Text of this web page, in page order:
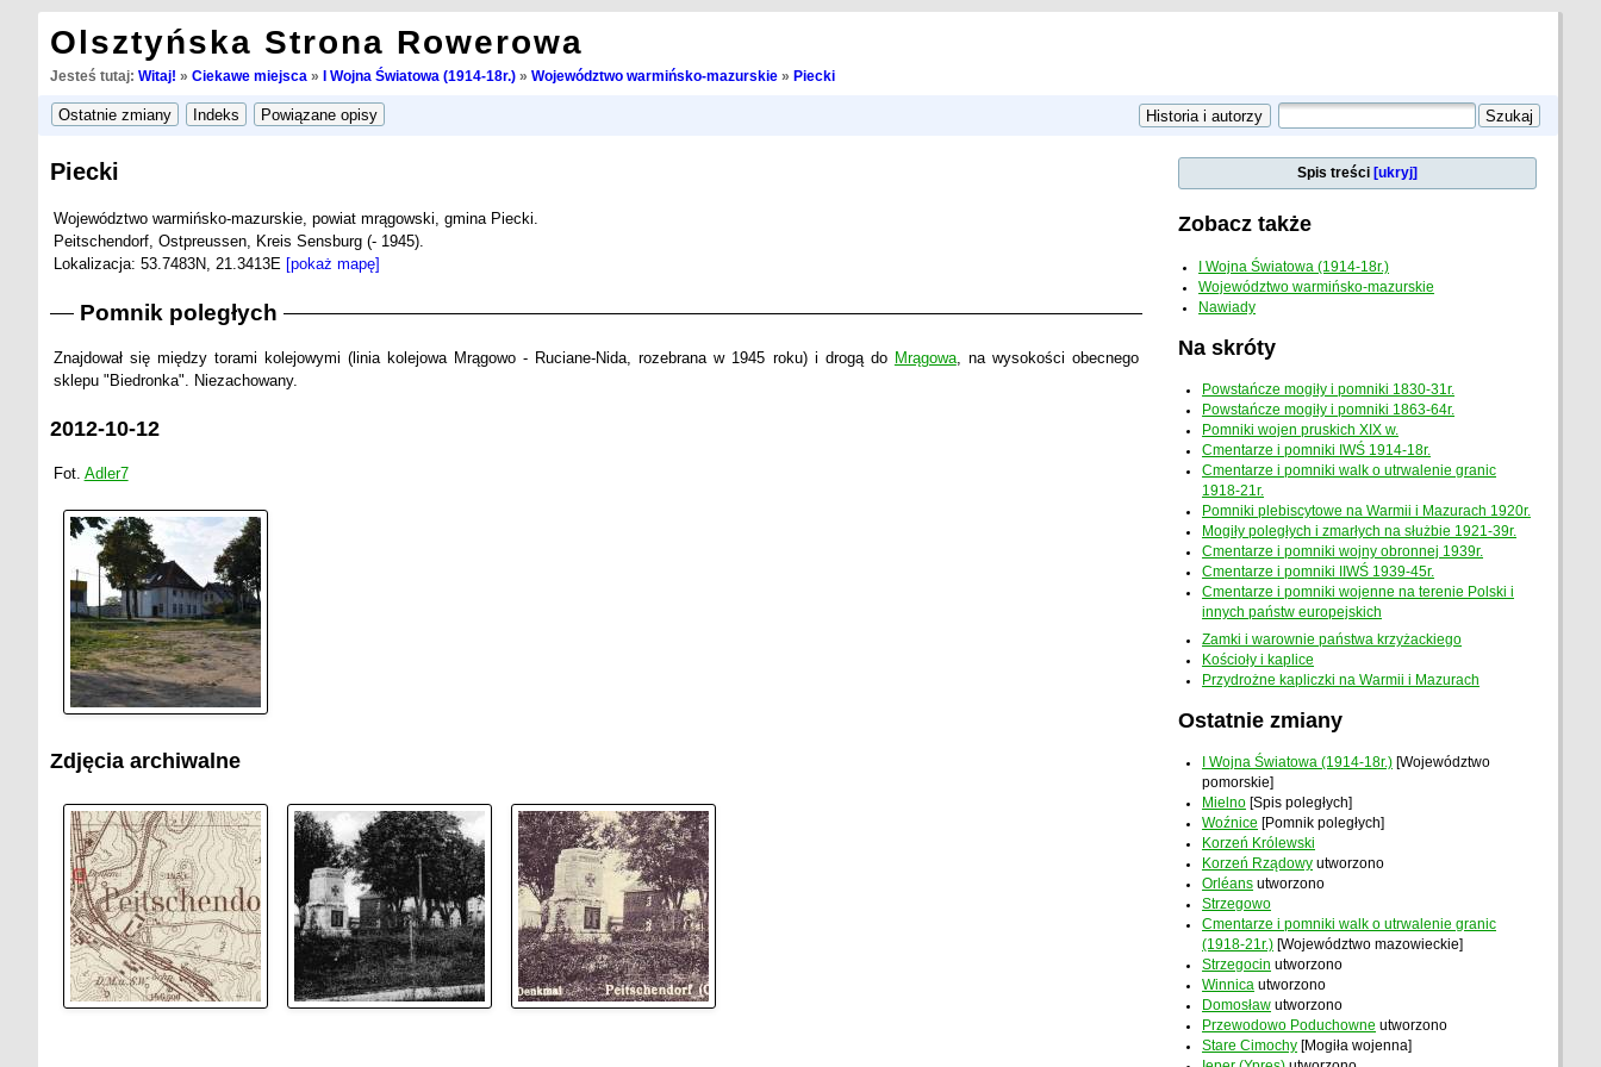
Olsztyńska Strona Rowerowa
Jesteś tutaj: Witaj! » Ciekawe miejsca » I Wojna Światowa (1914-18r.)» Województwo warmińsko-mazurskie» Piecki
Piecki
Województwo warmińsko-mazurskie, powiat mrągowski, gmina Piecki.
Peitschendorf, Ostpreussen, Kreis Sensburg (- 1945).
Lokalizacja: 53.7483N, 21.3413E [pokaż mapę]
Pomnik poległych
Znajdował się między torami kolejowymi (linia kolejowa Mrągowo - Ruciane-Nida, rozebrana w 1945 roku) i drogą do Mrągowa, na wysokości obecnego
sklepu "Biedronka". Niezachowany.
2012-10-12
Fot. Adler7
Zdjęcia archiwalne
Spis treści [ukryj]
Zobacz także
I Wojna Światowa (1914-18r.)
Województwo warmińsko-mazurskie
Nawiady
Na skróty
Powstańcze mogiły i pomniki 1830-31r.
Powstańcze mogiły i pomniki 1863-64r.
Pomniki wojen pruskich XIX w.
Cmentarze i pomniki IWŚ 1914-18r.
Cmentarze i pomniki walk o utrwalenie granic
1918-21r.
Pomniki plebiscytowe na Warmii i Mazurach 1920r.
Mogiły poległych i zmarłych na służbie 1921-39r.
Cmentarze i pomniki wojny obronnej 1939r.
Cmentarze i pomniki IIWŚ 1939-45r.
Cmentarze i pomniki wojenne na terenie Polski i
innych państw europejskich
Zamki i warownie państwa krzyżackiego
Kościoły i kaplice
Przydrożne kapliczki na Warmii i Mazurach
Ostatnie zmiany
I Wojna Światowa (1914-18r.) [Województwo
pomorskie]
Mielno [Spis poległych]
Woźnice [Pomnik poległych]
Korzeń Królewski
Korzeń Rządowy utworzono
Orléans utworzono
Strzegowo
Cmentarze i pomniki walk o utrwalenie granic
(1918-21r.) [Województwo mazowieckie]
Strzegocin utworzono
Winnica utworzono
Domosław utworzono
Przewodowo Poduchowne utworzono
Stare Cimochy [Mogiła wojenna]